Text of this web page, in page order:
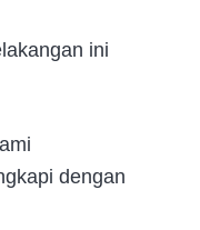
ini
dengan